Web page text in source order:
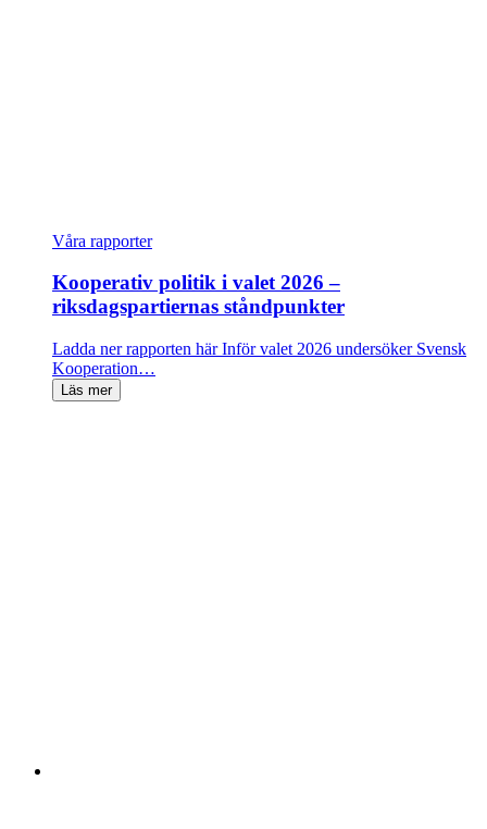
Våra rapporter
Kooperativ politik i valet 2026 –
riksdagspartiernas ståndpunkter
Ladda ner rapporten här Inför valet 2026 undersöker Svensk
Kooperation…
Läs mer